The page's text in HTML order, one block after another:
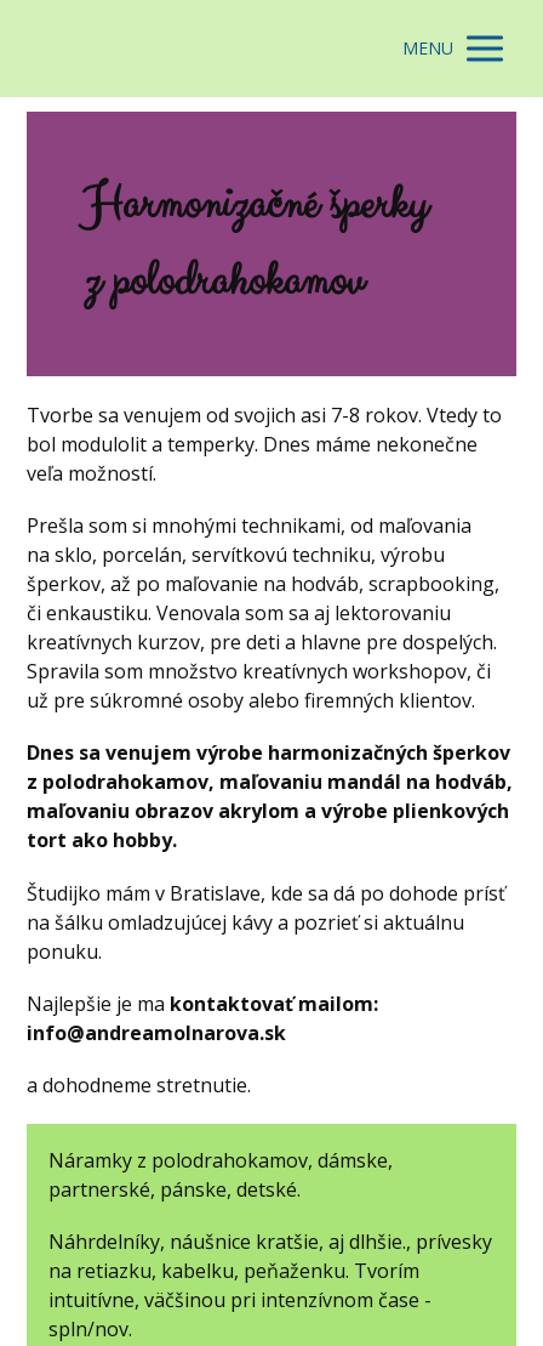
MENU
Harmonizačné šperky
z polodrahokamov
Tvorbe sa venujem od svojich asi 7-8 rokov. Vtedy to
bol modulolit a temperky. Dnes máme nekonečne
veľa možností.
Prešla som si mnohými technikami, od maľovania
na sklo, porcelán, servítkovú techniku, výrobu
šperkov, až po maľovanie na hodváb, scrapbooking,
či enkaustiku. Venovala som sa aj lektorovaniu
kreatívnych kurzov, pre deti a hlavne pre dospelých.
Spravila som množstvo kreatívnych workshopov, či
už pre súkromné osoby alebo firemných klientov.
Dnes sa venujem výrobe harmonizačných šperkov
z polodrahokamov, maľovaniu mandál na hodváb,
maľovaniu obrazov akrylom a výrobe plienkových
tort ako hobby.
Študijko mám v Bratislave, kde sa dá po dohode prísť
na šálku omladzujúcej kávy a pozrieť si aktuálnu
ponuku.
Najlepšie je ma kontaktovať mailom:
info@andreamolnarova.sk
a dohodneme stretnutie.
Náramky z polodrahokamov, dámske,
partnerské, pánske, detské.
Náhrdelníky, náušnice kratšie, aj dlhšie., prívesky
na retiazku, kabelku, peňaženku. Tvorím
intuitívne, väčšinou pri intenzívnom čase -
spln/nov.